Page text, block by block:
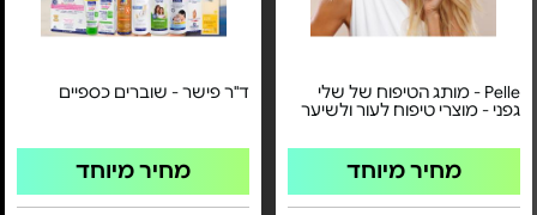
Pelle - מותג הטיפוח של שלי
גפני - מוצרי טיפוח לעור ולשיער
מחיר מיוחד
ד"ר פישר - שוברים כספיים
מחיר מיוחד